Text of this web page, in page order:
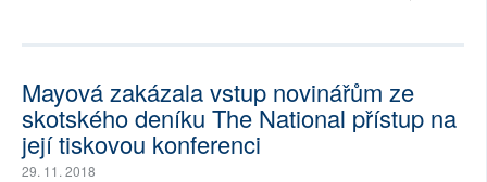
Mayová zakázala vstup novinářům ze
skotského deníku The National přístup na
její tiskovou konferenci
29. 11. 2018